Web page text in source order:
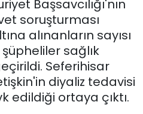
Başsavcılığı'nın
soruşturması
alınanların sayısı
sağlık
Seferihisar
diyaliz tedavisi
edildiği ortaya çıktı.